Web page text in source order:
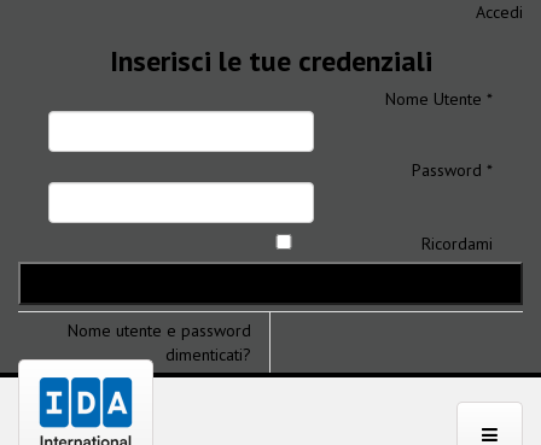
Accedi
Inserisci le tue credenziali
Nome Utente *
Password *
Ricordami
Nome utente e password
dimenticati?